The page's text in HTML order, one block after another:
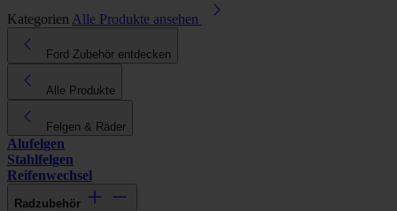
Kategorien Alle Produkte ansehen
Ford Zubehör entdecken
Alle Produkte
Felgen & Räder
Alufelgen
Stahlfelgen
Reifenwechsel
Radzubehör